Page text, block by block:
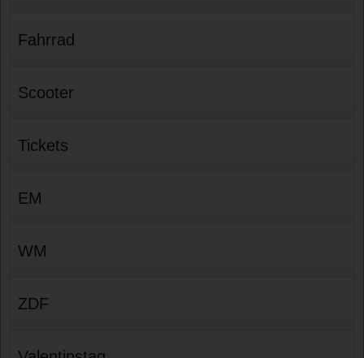
Fahrrad
Scooter
Tickets
EM
WM
ZDF